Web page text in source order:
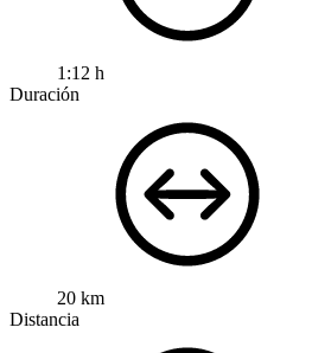
1:12 h
Duración
20 km
Distancia